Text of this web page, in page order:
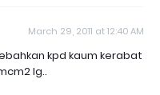
March 29, 2011 at 12:40 AM
kpd kaum kerabat
lg..